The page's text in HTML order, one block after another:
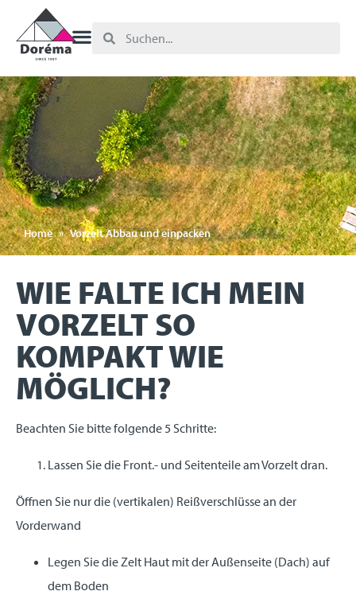
Home » Vorzelt Abbau und einpacken
WIE FALTE ICH MEIN
VORZELT SO
KOMPAKT WIE
MÖGLICH?
Beachten Sie bitte folgende 5 Schritte:
Lassen Sie die Front.- und Seitenteile am Vorzelt dran.
Öffnen Sie nur die (vertikalen) Reißverschlüsse an der
Vorderwand
Legen Sie die Zelt Haut mit der Außenseite (Dach) auf
dem Boden